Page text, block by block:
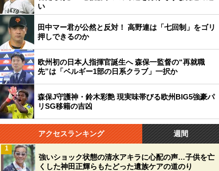
い
田中マー君が公然と反対！ 高野連は「七回制」をゴリ
押しできるのか
欧州初の日本人指揮官誕生へ 森保一監督の“再就職
先”は「ベルギー1部の日系クラブ」一択か
森保J守護神・鈴木彩艶 現実味帯びる欧州BIG5強豪パ
リSG移籍の吉凶
アクセスランキング 週間
強いショック状態の清水アキラに心配の声…子供を亡
くした神田正輝らもたどった遺族ケアの道のり
1